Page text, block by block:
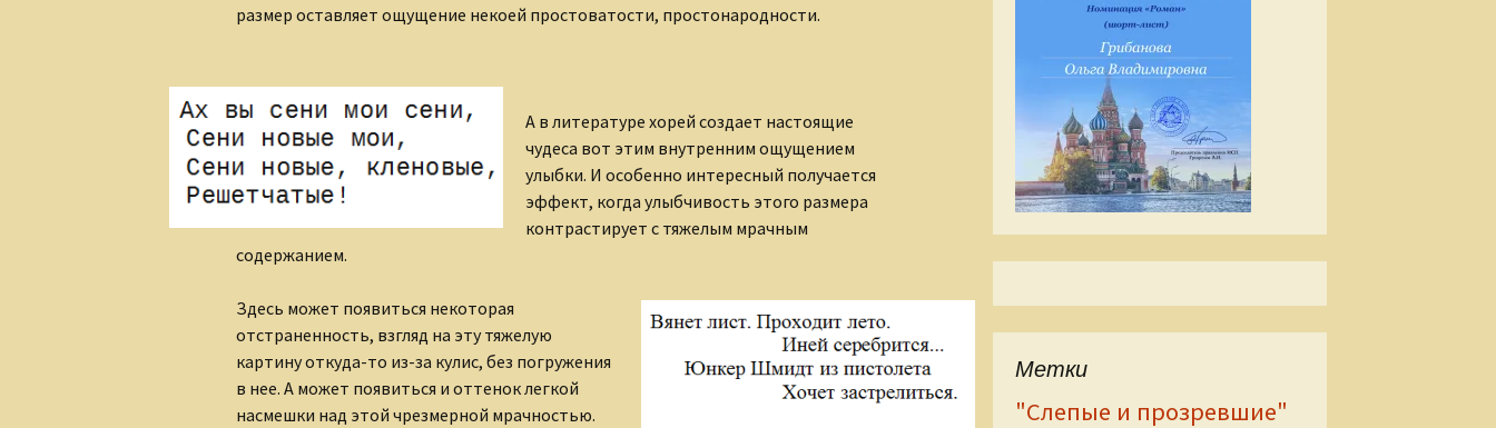
Тайны древних миров
Утраченная Русь
Фабрика эксцентриков
размер оставляет ощущение некоей простоватости, простонародности.
А в литературе хорей создает настоящие
чудеса вот этим внутренним ощущением
улыбки. И особенно интересный получается
эффект, когда улыбчивость этого размера
контрастирует с тяжелым мрачным
содержанием.
Здесь может появиться некоторая
отстраненность, взгляд на эту тяжелую
картину откуда-то из-за кулис, без погружения
в нее. А может появиться и оттенок легкой
насмешки над этой чрезмерной мрачностью.
Метки
"Слепые и прозревшие"